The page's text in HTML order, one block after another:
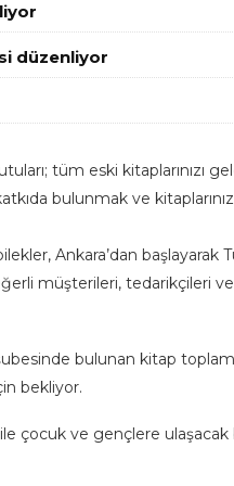
düzenliyor
tüm eski kitaplarınızı
bulunmak ve
Ankara’dan başlayarak
müşterileri, tedarikçileri
bulunan kitap
bekliyor.
çocuk ve gençlere